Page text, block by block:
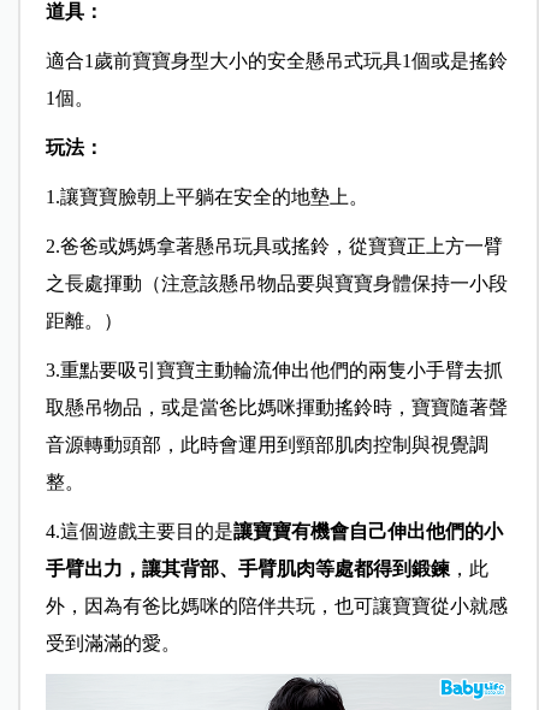
道具：
適合1歲前寶寶身型大小的安全懸吊式玩具1個或是搖鈴
1個。
玩法：
1.讓寶寶臉朝上平躺在安全的地墊上。
2.爸爸或媽媽拿著懸吊玩具或搖鈴，從寶寶正上方一臂
之長處揮動（注意該懸吊物品要與寶寶身體保持一小段
距離。）
3.重點要吸引寶寶主動輪流伸出他們的兩隻小手臂去抓
取懸吊物品，或是當爸比媽咪揮動搖鈴時，寶寶隨著聲
音源轉動頭部，此時會運用到頸部肌肉控制與視覺調
整。
4.這個遊戲主要目的是讓寶寶有機會自己伸出他們的小
手臂出力， 讓其背部、 手臂肌肉等處都得到鍛鍊，此
外，因為有爸比媽咪的陪伴共玩，也可讓寶寶從小就感
受到滿滿的愛。